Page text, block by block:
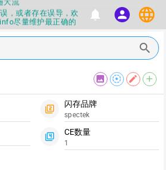
，或者存在误导，欢
尽量维护最正确的
快点击下载吧
载量产工具，过分了
数据仅供参考，DIY
，包括量产工具都不
据都可以改，一定要有
流
，或者存在误导，欢
尽量维护最正确的
，快点击下载吧
notifications person language
search
image filter_tilt_shift edit add
filter_2
闪存品牌
spectek
filter_4
CE数量
1